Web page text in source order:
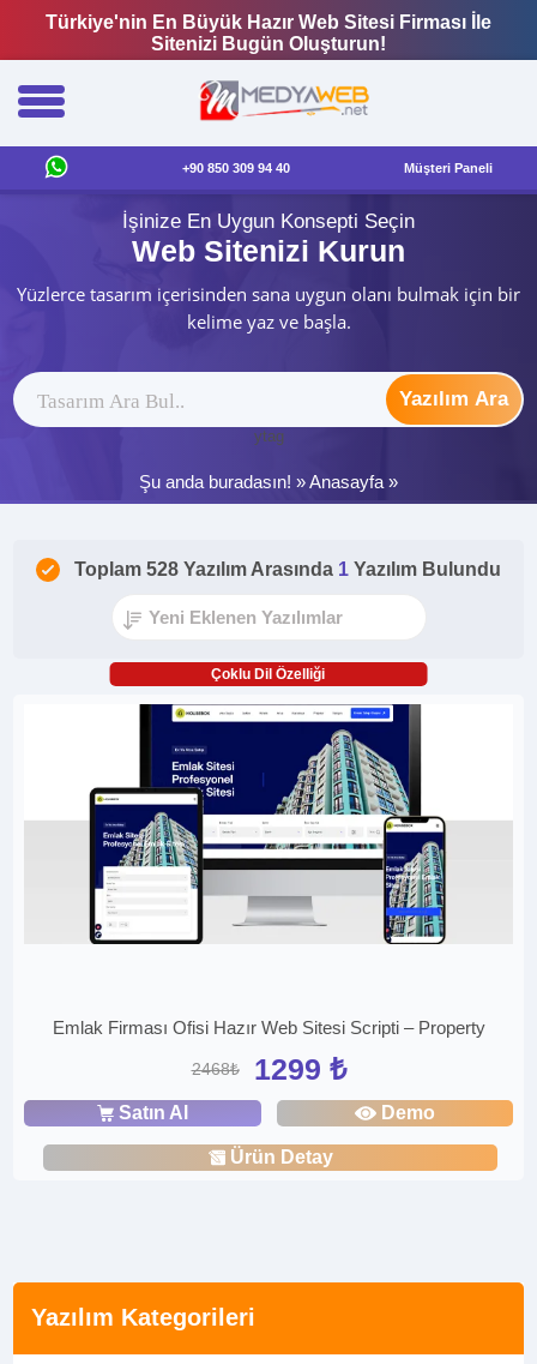
Türkiye'nin En Büyük Hazır Web Sitesi Firması İle
Sitenizi Bugün Oluşturun!
+90 850 309 94 40 Müşteri Paneli
İşinize En Uygun Konsepti Seçin
Web Sitenizi Kurun
Yüzlerce tasarım içerisinden sana uygun olanı bulmak için bir
kelime yaz ve başla.
Yazılım Ara
ytag
Şu anda buradasın! »Anasayfa »
Yazılım Kategorileri
Toplam 528 Yazılım Arasında 1 Yazılım Bulundu
Çoklu Dil Özelliği
Emlak Firması Ofisi Hazır Web Sitesi Scripti – Property
2468₺ 1299 ₺
Satın Al Demo
Ürün Detay